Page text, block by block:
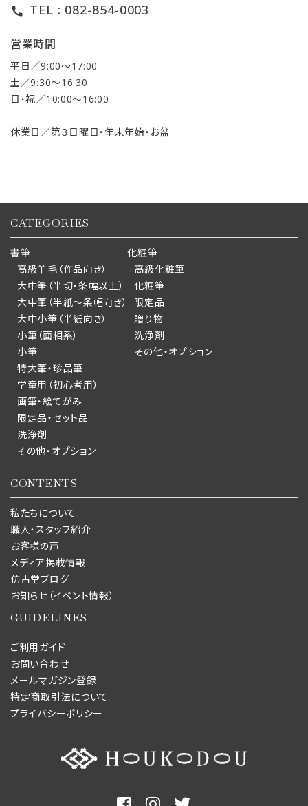
call TEL : 082-854-0003
営業時間
平日／9:00〜17:00
土／9:30〜16:30
日・祝／10:00〜16:00
休業日／第３日曜日・年末年始・お盆
CATEGORIES
書筆
高級羊毛（作品向き）
大中筆（半切・条幅以上）
大中筆（半紙～条幅向き）
大中小筆（半紙向き）
小筆（面相系）
小筆
特大筆・珍品筆
学童用（初心者用）
画筆・絵てがみ
限定品・セット品
洗浄剤
その他・オプション
化粧筆
高級化粧筆
化粧筆
限定品
贈り物
洗浄剤
その他・オプション
CONTENTS
私たちについて
職人・スタッフ紹介
お客様の声
メディア掲載情報
仿古堂ブログ
お知らせ（イベント情報）
GUIDELINES
ご利用ガイド
お問い合わせ
メールマガジン登録
特定商取引法について
プライバシーポリシー